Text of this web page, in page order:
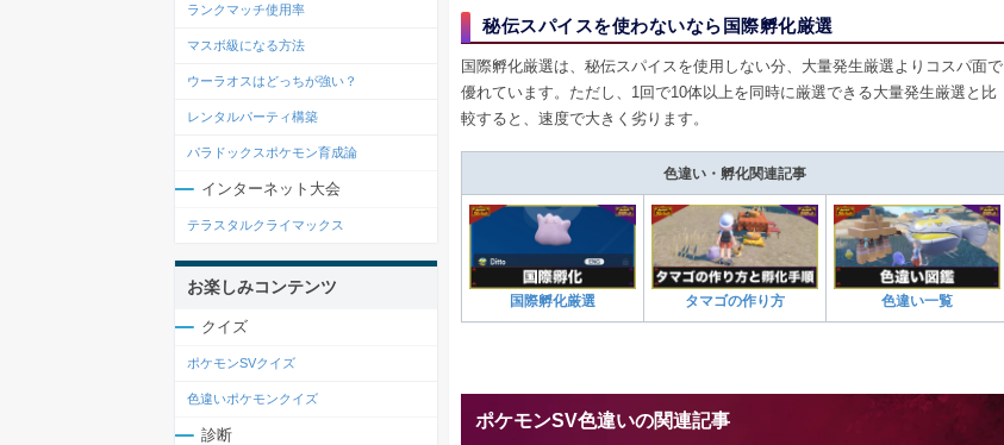
秘伝スパイスを使わないなら国際孵化厳選
国際孵化厳選は、秘伝スパイスを使用しない分、大量発生厳選よりコスパ面で
優れています。ただし、1回で10体以上を同時に厳選できる大量発生厳選と比
較すると、速度で大きく劣ります。
色違い・孵化関連記事
国際孵化厳選 タマゴの作り方 色違い一覧
ポケモンSV色違いの関連記事
ランクマッチ使用率
マスボ級になる方法
ウーラオスはどっちが強い？
レンタルパーティ構築
パラドックスポケモン育成論
インターネット大会
テラスタルクライマックス
お楽しみコンテンツ
クイズ
ポケモンSVクイズ
色違いポケモンクイズ
診断